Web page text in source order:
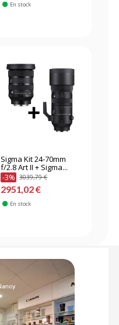
En stock
Sigma Kit 24-70mm
f/2.8 Art II + Sigma...
-3% 3039,79 €
2951,02 €
En stock